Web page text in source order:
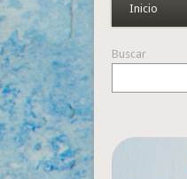
Inicio
Buscar